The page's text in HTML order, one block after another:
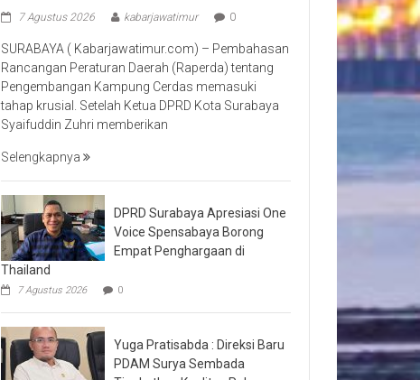
7 Agustus 2026 kabarjawatimur 0
SURABAYA ( Kabarjawatimur.com) – Pembahasan
Rancangan Peraturan Daerah (Raperda) tentang
Pengembangan Kampung Cerdas memasuki
tahap krusial. Setelah Ketua DPRD Kota Surabaya
Syaifuddin Zuhri memberikan
Selengkapnya
DPRD Surabaya Apresiasi One
Voice Spensabaya Borong
Empat Penghargaan di
Thailand
7 Agustus 2026 0
Yuga Pratisabda : Direksi Baru
PDAM Surya Sembada